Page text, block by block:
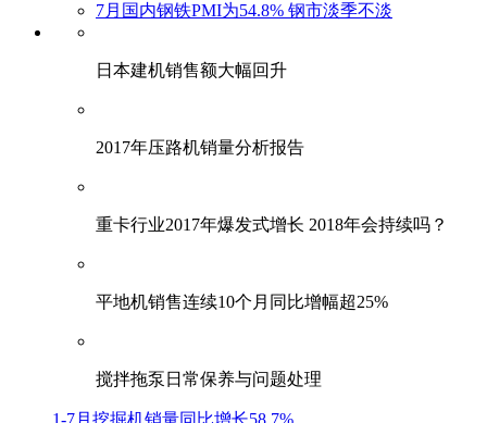
7月国内钢铁PMI为54.8% 钢市淡季不淡
日本建机销售额大幅回升
2017年压路机销量分析报告
重卡行业2017年爆发式增长 2018年会持续吗？
平地机销售连续10个月同比增幅超25%
搅拌拖泵日常保养与问题处理